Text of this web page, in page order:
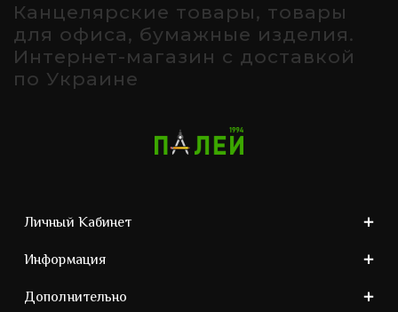
Канцелярские товары, товары
для офиса, бумажные изделия.
Интернет-магазин с доставкой
по Украине
Личный Кабинет
Информация
Дополнительно